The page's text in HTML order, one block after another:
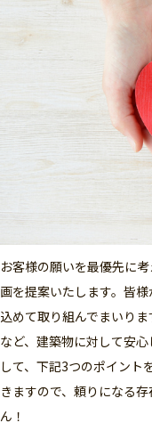
お客様の願いを最優先に
画を提案いたします。皆
込めて取り組んでまいり
など、建築物に対して安
して、下記3つのポイント
きますので、頼りになる
ん！